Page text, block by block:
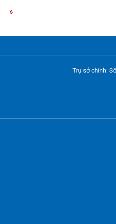
»
Trụ sở chính: